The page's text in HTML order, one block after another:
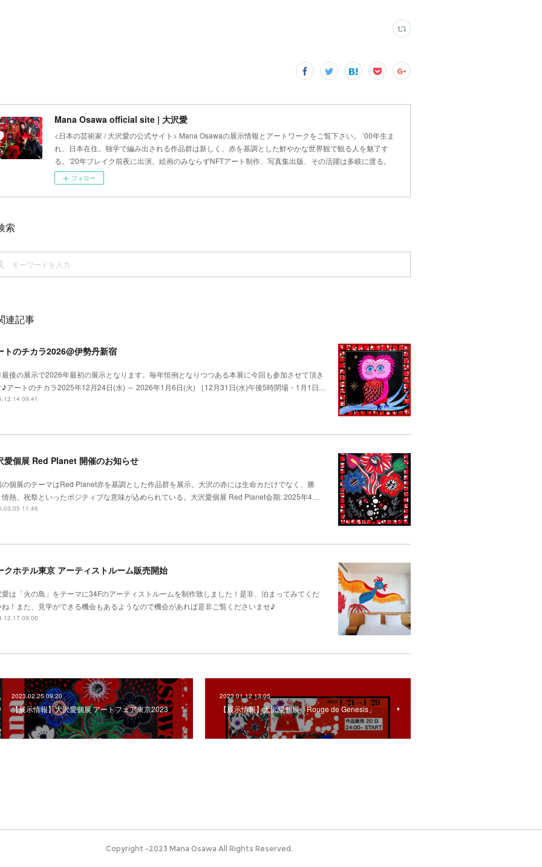
Mana Osawa official site | 大沢愛
<日本の芸術家 / 大沢愛の公式サイト> Mana Osawaの展示情報とアートワークをご覧下さい。 ‘00年生ま
れ、日本在住。独学で編み出される作品群は新しく、赤を基調とした鮮やかな世界観で観る人を魅了す
る。’20年ブレイク前夜に出演。絵画のみならずNFTアート制作、写真集出版、その活躍は多岐に渡る。
フォロー
索
連記事
トのチカラ2026@伊勢丹新宿
後の展示で2026年最初の展示となります。毎年恒例となりつつある本展に今回も参加させて頂き
♪アートのチカラ2025年12月24日(水) ～ 2026年1月6日(火) ［12月31日(水)午後5時閉場・1月1日…
09:41
愛個展 Red Planet 開催のお知らせ
の個展のテーマはRed Planet赤を基調とした作品群を展示。大沢の赤には生命カだけでなく、勝
情熱、祝祭といったポジティブな意味が込められている。大沢愛個展 Red Planet会期: 2025年4…
11:46
クホテル東京 アーティストルーム販売開始
愛は「火の鳥」をテーマに34Fのアーティストルームを制作致しました！是非、泊まってみてくだ
ね！また、見学ができる機会もあるようなので機会があれば是非ご覧くださいませ♪
09:06
2023.02.25 09:20
【展示情報】大沢愛個展 アートフェア東京2023
2023.01.12 13:05
【展示情報】大沢愛個展「Rouge de Genesis」
Copyright -2023 Mana Osawa All Rights Reserved.